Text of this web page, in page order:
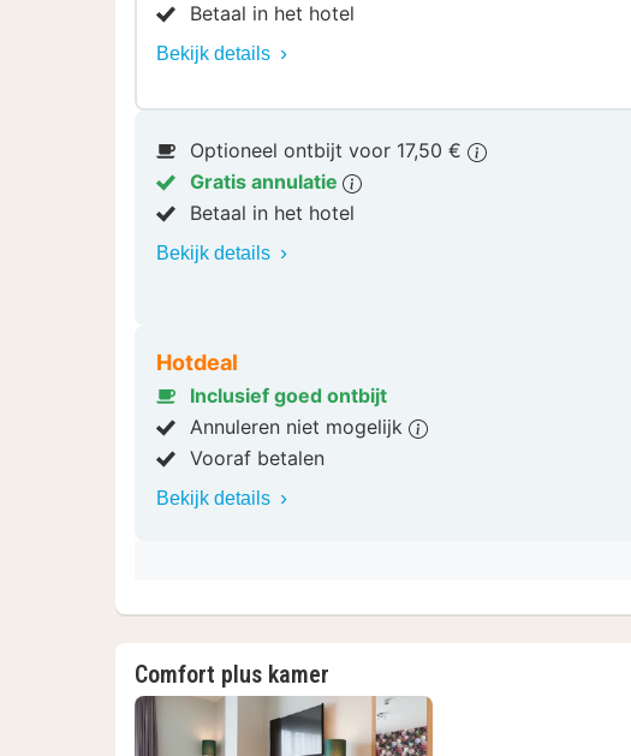
Betaal in het hotel
Bekijk details
Optioneel ontbijt voor 17,50 €
Gratis annulatie
Betaal in het hotel
Bekijk details
Hotdeal
Inclusief goed ontbijt
Annuleren niet mogelijk
Vooraf betalen
Bekijk details
Comfort plus kamer